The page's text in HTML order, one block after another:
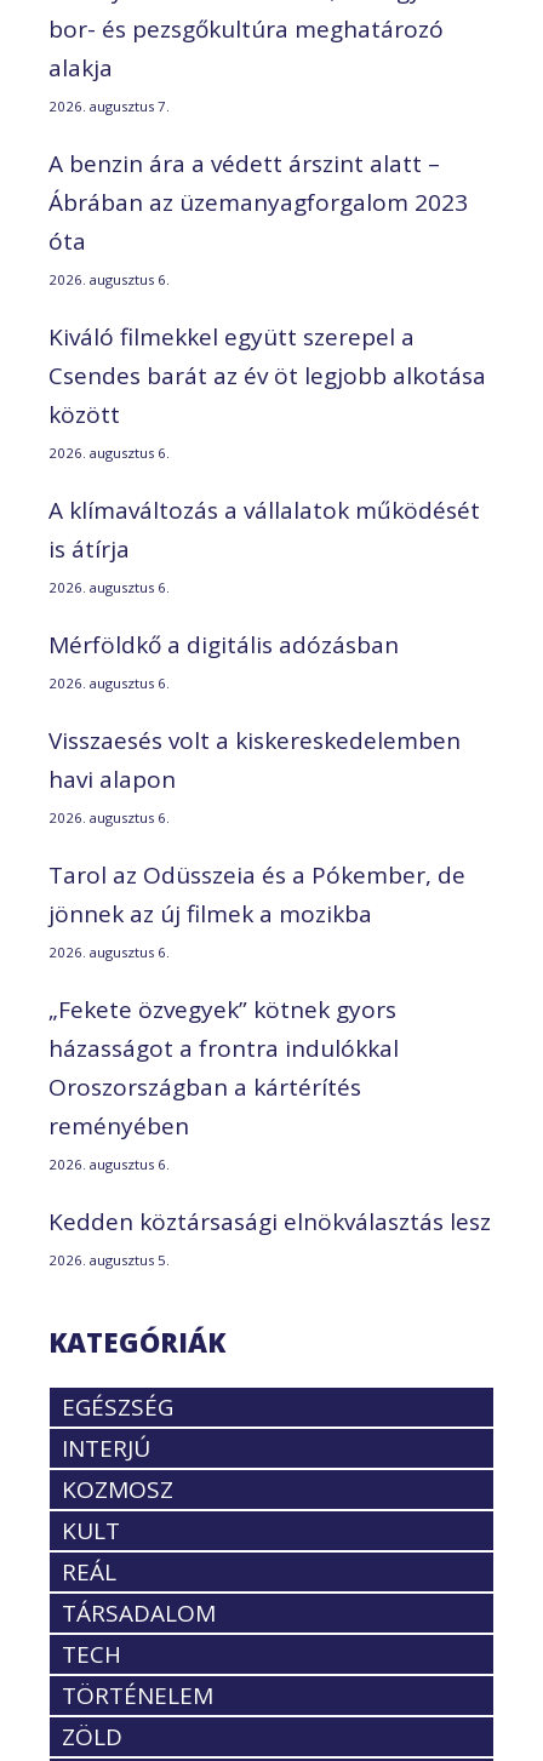
bor- és pezsgőkultúra meghatározó
alakja
2026. augusztus 7.
A benzin ára a védett árszint alatt –
Ábrában az üzemanyagforgalom 2023
óta
2026. augusztus 6.
Kiváló filmekkel együtt szerepel a
Csendes barát az év öt legjobb alkotása
között
2026. augusztus 6.
A klímaváltozás a vállalatok működését
is átírja
2026. augusztus 6.
Mérföldkő a digitális adózásban
2026. augusztus 6.
Visszaesés volt a kiskereskedelemben
havi alapon
2026. augusztus 6.
Tarol az Odüsszeia és a Pókember, de
jönnek az új filmek a mozikba
2026. augusztus 6.
„Fekete özvegyek” kötnek gyors
házasságot a frontra indulókkal
Oroszországban a kártérítés
reményében
2026. augusztus 6.
Kedden köztársasági elnökválasztás lesz
2026. augusztus 5.
KATEGÓRIÁK
EGÉSZSÉG
INTERJÚ
KOZMOSZ
KULT
REÁL
TÁRSADALOM
TECH
TÖRTÉNELEM
ZÖLD